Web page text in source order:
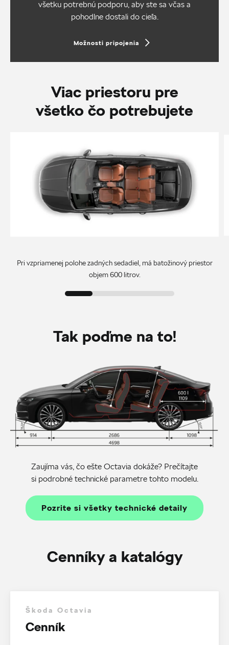
všetku potrebnú podporu, aby ste sa včas a
pohodlne dostali do cieľa.
Možnosti pripojenia
Viac priestoru pre
všetko čo potrebujete
Pri vzpriamenej polohe zadných sedadiel, má batožinový priestor
objem 600 litrov.
Tak poďme na to!
Zaujíma vás, čo ešte Octavia dokáže? Prečítajte
si podrobné technické parametre tohto modelu.
Pozrite si všetky technické detaily
Cenníky a katalógy
Škoda Octavia
Cenník